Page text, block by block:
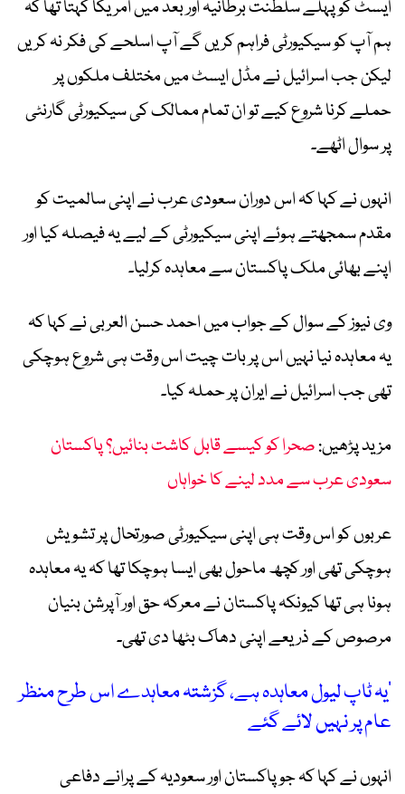
ایسٹ کو پہلے سلطنت برطانیہ اور بعد میں امریکا کہتا تھا کہ
ہم آپ کو سیکیورٹی فراہم کریں گے آپ اسلحے کی فکر نہ کریں
لیکن جب اسرائیل نے مڈل ایسٹ میں مختلف ملکوں پر
حملے کرنا شروع کیے تو ان تمام ممالک کی سیکیورٹی گارنٹی
پر سوال اٹھے۔
انہوں نے کہا کہ اس دوران سعودی عرب نے اپنی سالمیت کو
مقدم سمجھتے ہوئے اپنی سیکیورٹی کے لیے یہ فیصلہ کیا اور
اپنے بھائی ملک پاکستان سے معاہدہ کرلیا۔
وی نیوز کے سوال کے جواب میں احمد حسن العربی نے کہا کہ
یہ معاہدہ نیا نہیں اس پر بات چیت اس وقت ہی شروع ہوچکی
تھی جب اسرائیل نے ایران پر حملہ کیا۔
مزید پڑھیں:صحرا کو کیسے قابل کاشت بنائیں؟ پاکستان
سعودی عرب سے مدد لینے کا خواہاں
عربوں کو اس وقت ہی اپنی سیکیورٹی صورتحال پر تشویش
ہوچکی تھی اور کچھ ماحول بھی ایسا ہوچکا تھا کہ یہ معاہدہ
ہونا ہی تھا کیونکہ پاکستان نے معرکہ حق اور آپرشن بنیان
مرصوص کے ذریعے اپنی دھاک بٹھا دی تھی۔
’یہ ٹاپ لیول معاہدہ ہے، گزشتہ معاہدے اس طرح منظر
عام پر نہیں لائے گئے
انہوں نے کہا کہ جو پاکستان اور سعودیہ کے پرانے دفاعی